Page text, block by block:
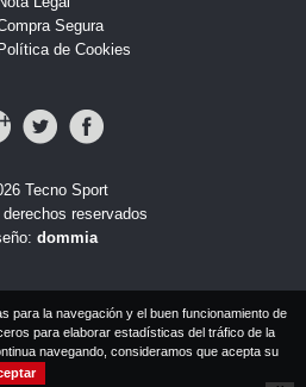
Segura
Política de Cookies
Tecno Sport
reservados
dommia
para la navegación y el buen funcionamiento de
para elaborar estadísticas del tráfico de la
navegando, consideramos que acepta su